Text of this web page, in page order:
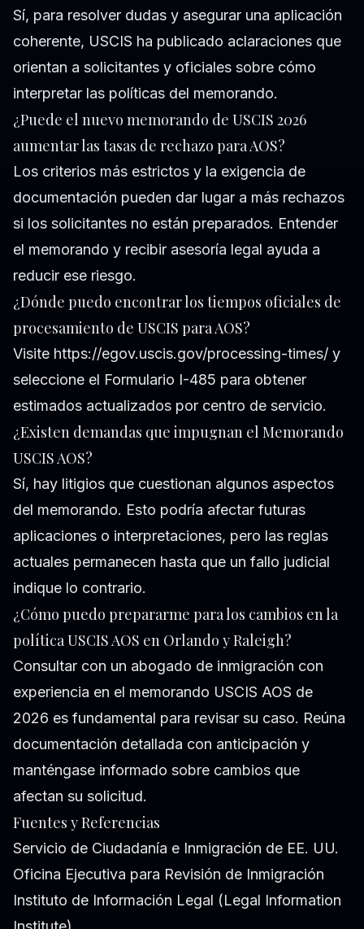
Sí, para resolver dudas y asegurar una aplicación
coherente, USCIS ha publicado aclaraciones que
orientan a solicitantes y oficiales sobre cómo
interpretar las políticas del memorando.
¿Puede el nuevo memorando de USCIS 2026
aumentar las tasas de rechazo para AOS?
Los criterios más estrictos y la exigencia de
documentación pueden dar lugar a más rechazos
si los solicitantes no están preparados. Entender
el memorando y recibir asesoría legal ayuda a
reducir ese riesgo.
¿Dónde puedo encontrar los tiempos oficiales de
procesamiento de USCIS para AOS?
Visite https://egov.uscis.gov/processing-times/ y
seleccione el Formulario I-485 para obtener
estimados actualizados por centro de servicio.
¿Existen demandas que impugnan el Memorando
USCIS AOS?
Sí, hay litigios que cuestionan algunos aspectos
del memorando. Esto podría afectar futuras
aplicaciones o interpretaciones, pero las reglas
actuales permanecen hasta que un fallo judicial
indique lo contrario.
¿Cómo puedo prepararme para los cambios en la
política USCIS AOS en Orlando y Raleigh?
Consultar con un abogado de inmigración con
experiencia en el memorando USCIS AOS de
2026 es fundamental para revisar su caso. Reúna
documentación detallada con anticipación y
manténgase informado sobre cambios que
afectan su solicitud.
Fuentes y Referencias
Servicio de Ciudadanía e Inmigración de EE. UU.
Oficina Ejecutiva para Revisión de Inmigración
Instituto de Información Legal (Legal Information